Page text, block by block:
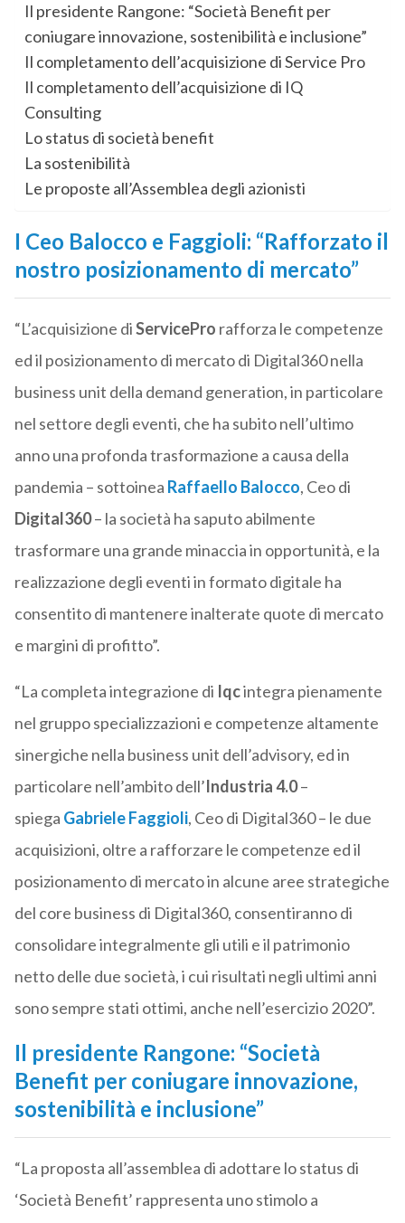
Il presidente Rangone: “Società Benefit per
coniugare innovazione, sostenibilità e inclusione”
Il completamento dell’acquisizione di Service Pro
Il completamento dell’acquisizione di IQ
Consulting
Lo status di società benefit
La sostenibilità
Le proposte all’Assemblea degli azionisti
I Ceo Balocco e Faggioli: “Rafforzato il
nostro posizionamento di mercato”
“L’acquisizione diServicePro rafforza le competenze
ed il posizionamento di mercato di Digital360 nella
business unit della demand generation, in particolare
nel settore degli eventi, che ha subito nell’ultimo
anno una profonda trasformazione a causa della
pandemia – sottoinea Raffaello Balocco, Ceo di
Digital360– la società ha saputo abilmente
trasformare una grande minaccia in opportunità, e la
realizzazione degli eventi in formato digitale ha
consentito di mantenere inalterate quote di mercato
e margini di profitto”.
“La completa integrazione di Iqcintegra pienamente
nel gruppo specializzazioni e competenze altamente
sinergiche nella business unit dell’advisory, ed in
particolare nell’ambito dell’Industria 4.0–
spiega Gabriele Faggioli, Ceo di Digital360 – le due
acquisizioni, oltre a rafforzare le competenze ed il
posizionamento di mercato in alcune aree strategiche
del core business di Digital360, consentiranno di
consolidare integralmente gli utili e il patrimonio
netto delle due società, i cui risultati negli ultimi anni
sono sempre stati ottimi, anche nell’esercizio 2020”.
Il presidente Rangone: “Società
Benefit per coniugare innovazione,
sostenibilità e inclusione”
“La proposta all’assemblea di adottare lo status di
‘Società Benefit’ rappresenta uno stimolo a